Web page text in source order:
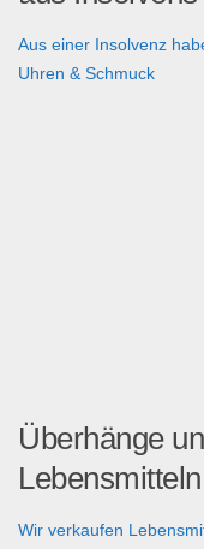
Aus einer Insolvenz
Uhren & Schmuck
Überhänge
Wir verkaufen